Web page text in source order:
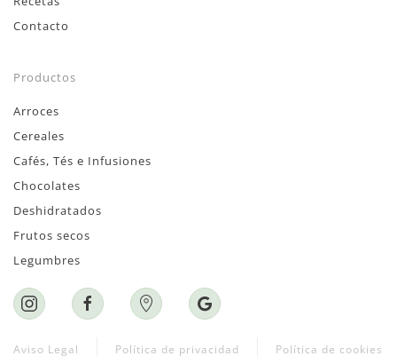
Contacto
Productos
Arroces
Cereales
Cafés, Tés e Infusiones
Chocolates
Deshidratados
Frutos secos
Legumbres
Aviso Legal Política de privacidad Política de cookies